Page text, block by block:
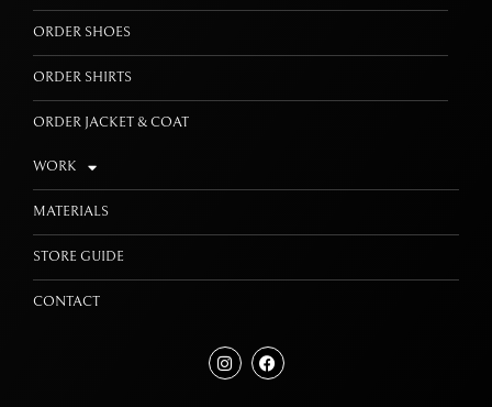
ORDER SHOES
ORDER SHIRTS
ORDER JACKET & COAT
WORK
MATERIALS
STORE GUIDE
CONTACT